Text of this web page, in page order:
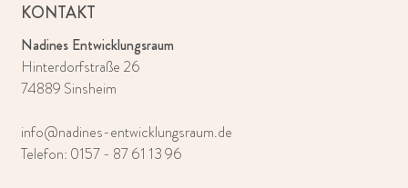
KONTAKT
Nadines Entwicklungsraum
Hinterdorfstraße 26
74889 Sinsheim
info@nadines-entwicklungsraum.de
Telefon: 0157 - 87 61 13 96